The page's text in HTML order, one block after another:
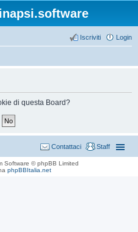
Login
Iscriviti
di questa Board?
Staff
Contattaci
Software © phpBB Limited
phpBBItalia.net